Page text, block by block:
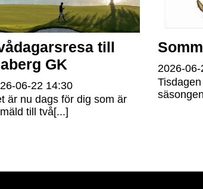
till
GK
06-22 14:30
är nu dags för dig som är
till två[...]
2026-06-